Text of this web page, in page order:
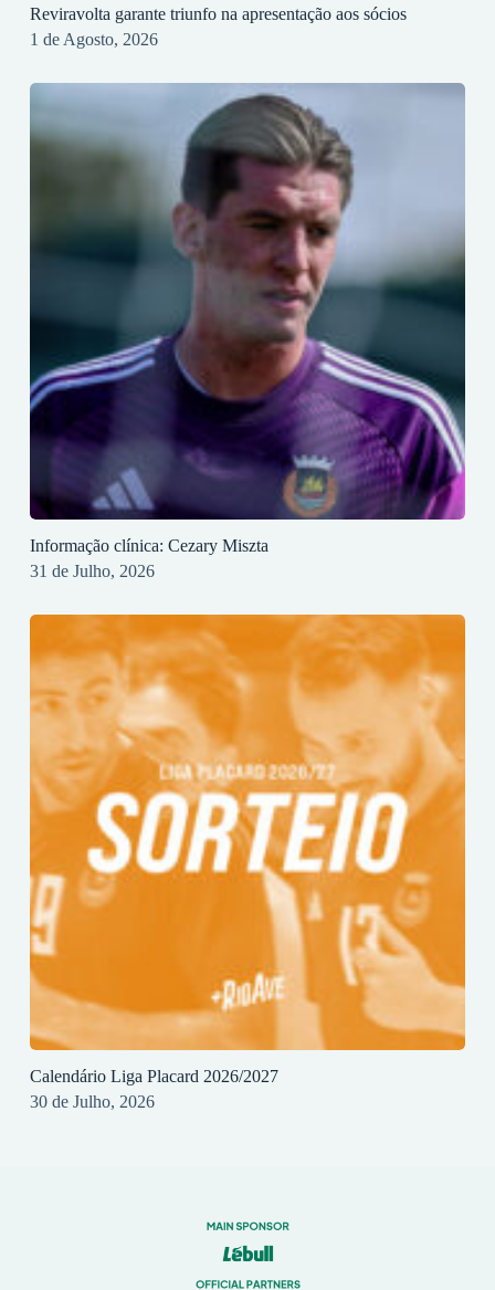
Reviravolta garante triunfo na apresentação aos sócios
1 de Agosto, 2026
Informação clínica: Cezary Miszta
31 de Julho, 2026
Calendário Liga Placard 2026/2027
30 de Julho, 2026